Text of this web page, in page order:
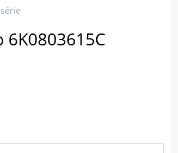
6K0803615C